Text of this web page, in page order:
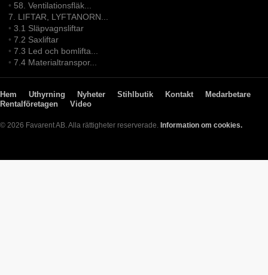
• 58. Ventilationsfläk...
7. LIFTAR, LYFTANORN...
•3.1 Släpvagnsliftar
•7.2 Saxliftar
•7.3 Led och bomlifta...
•7.4 Materialtranspor...
Hem Uthyrning Nyheter Stihlbutik Kontakt
Medarbetare
Rentalföretagen
Video
© 2026 Favarent AB. Alla rättigheter reserverade. Information om cookies.